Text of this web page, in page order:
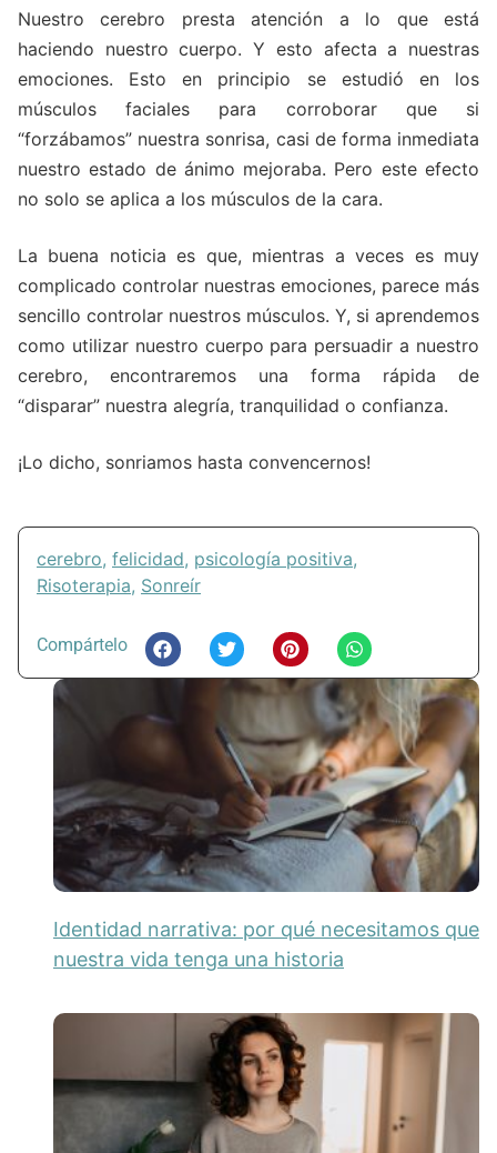
Nuestro cerebro presta atención a lo que está
haciendo nuestro cuerpo. Y esto afecta a nuestras
emociones. Esto en principio se estudió en los
músculos faciales para corroborar que si
“forzábamos” nuestra sonrisa, casi de forma inmediata
nuestro estado de ánimo mejoraba. Pero este efecto
no solo se aplica a los músculos de la cara.
La buena noticia es que, mientras a veces es muy
complicado controlar nuestras emociones, parece más
sencillo controlar nuestros músculos. Y, si aprendemos
como utilizar nuestro cuerpo para persuadir a nuestro
cerebro, encontraremos una forma rápida de
“disparar” nuestra alegría, tranquilidad o confianza.
¡Lo dicho, sonriamos hasta convencernos!
cerebro, felicidad, psicología positiva,
Risoterapia, Sonreír
Compártelo
Identidad narrativa: por qué necesitamos que
nuestra vida tenga una historia